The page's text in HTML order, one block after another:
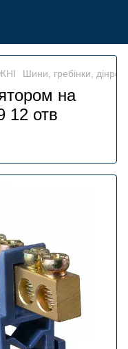
Шини, гребінки,
на
12 отв